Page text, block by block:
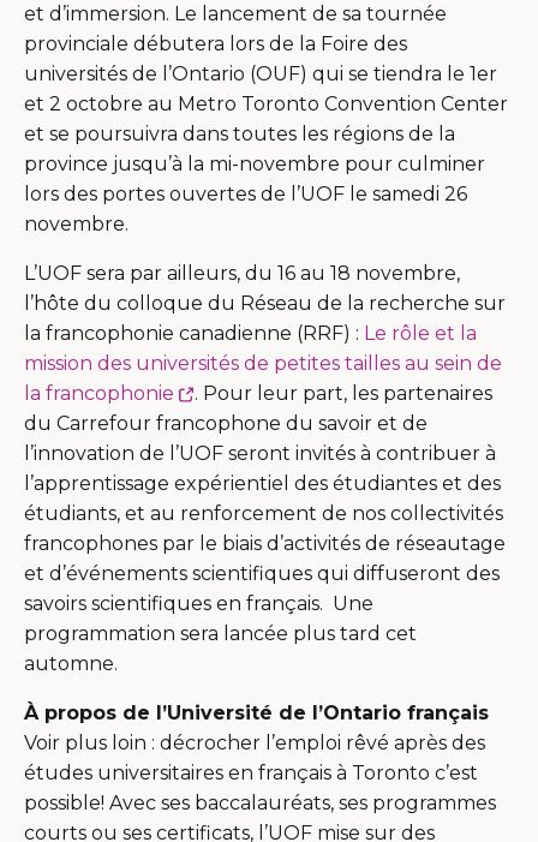
et d’immersion. Le lancement de sa tournée
provinciale débutera lors de la Foire des
universités de l’Ontario (OUF) qui se tiendra le 1er
et 2 octobre au Metro Toronto Convention Center
et se poursuivra dans toutes les régions de la
province jusqu’à la mi-novembre pour culminer
lors des portes ouvertes de l’UOF le samedi 26
novembre.
L’UOF sera par ailleurs, du 16 au 18 novembre,
l’hôte du colloque du Réseau de la recherche sur
la francophonie canadienne (RRF) : Le rôle et la
mission des universités de petites tailles au sein de
la francophonie
Ce
lien
s'ouvrira
dans
une
nouvelle
fenêtre
. Pour leur part, les partenaires
du Carrefour francophone du savoir et de
l’innovation de l’UOF seront invités à contribuer à
l’apprentissage expérientiel des étudiantes et des
étudiants, et au renforcement de nos collectivités
francophones par le biais d’activités de réseautage
et d’événements scientifiques qui diffuseront des
savoirs scientifiques en français. Une
programmation sera lancée plus tard cet
automne.
À propos de l’Université de l’Ontario français
Voir plus loin : décrocher l’emploi rêvé après des
études universitaires en français à Toronto c’est
possible! Avec ses baccalauréats, ses programmes
courts ou ses certificats, l’UOF mise sur des